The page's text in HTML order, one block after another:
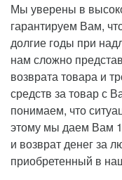
Мы уверены в
гарантируем Вам,
долгие годы при
нам сложно
возврата товара и
средств за товар с
понимаем, что
этому мы даем Вам
и возврат денег за
приобретенный в